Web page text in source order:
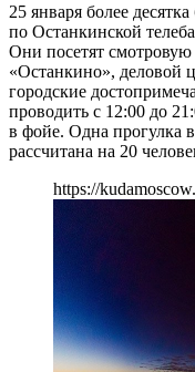
25 января более
по Останкинской
Они посетят
«Останкино»,
городские
проводить с 12:00 до
в фойе. Одна прогулка
рассчитана на 20
https://